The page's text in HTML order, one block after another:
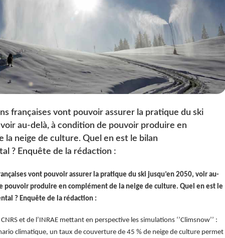
françaises vont pouvoir assurer la pratique du ski
voir au-delà, à condition de pouvoir produire en
la neige de culture. Quel en est le bilan
? Enquête de la rédaction :
vont pouvoir assurer la pratique du ski jusqu’en 2050, voir au-
pouvoir produire en complément de la neige de culture. Quel en est le
? Enquête de la rédaction :
et de l’INRAE mettant en perspective les simulations ‘’Climsnow’’ :
climatique, un taux de couverture de 45 % de neige de culture permet